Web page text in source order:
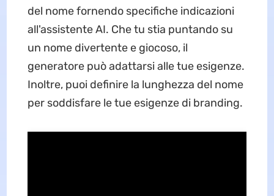
del nome fornendo specifiche indicazioni
all'assistente AI. Che tu stia puntando su
un nome divertente e giocoso, il
generatore può adattarsi alle tue esigenze.
Inoltre, puoi definire la lunghezza del nome
per soddisfare le tue esigenze di branding.